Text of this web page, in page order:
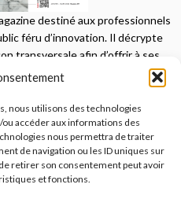
nous utilisons des technologies
accéder aux informations des
nous permettra de traiter
de navigation ou les ID uniques sur
retirer son consentement peut avoir
et fonctions.
destiné aux professionnels
féru d’innovation. Il décrypte
transversale afin d’offrir à ses